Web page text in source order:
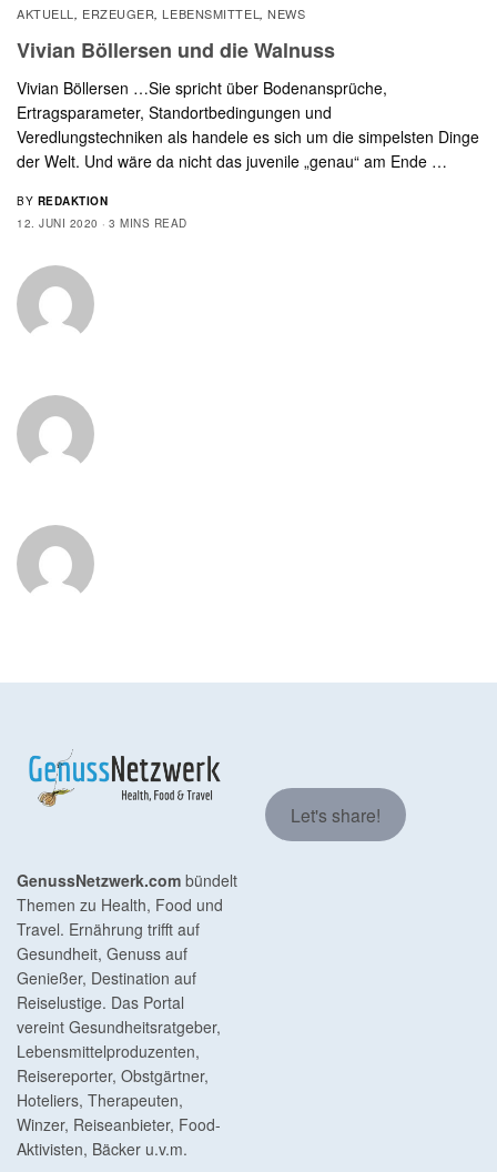
AKTUELL, ERZEUGER, LEBENSMITTEL,NEWS
Vivian Böllersen und die Walnuss
Vivian Böllersen …Sie spricht über Bodenansprüche,
Ertragsparameter, Standortbedingungen und
Veredlungstechniken als handele es sich um die simpelsten Dinge
der Welt. Und wäre da nicht das juvenile „genau“ am Ende …
BY REDAKTION
12. JUNI 2020
3 MINS READ
GenussNetzwerk.com bündelt
Themen zu Health, Food und
Travel. Ernährung trifft auf
Gesundheit, Genuss auf
Genießer, Destination auf
Reiselustige. Das Portal
vereint Gesundheitsratgeber,
Lebensmittelproduzenten,
Reisereporter, Obstgärtner,
Hoteliers, Therapeuten,
Winzer, Reiseanbieter, Food-
Aktivisten, Bäcker u.v.m.
Let's share!